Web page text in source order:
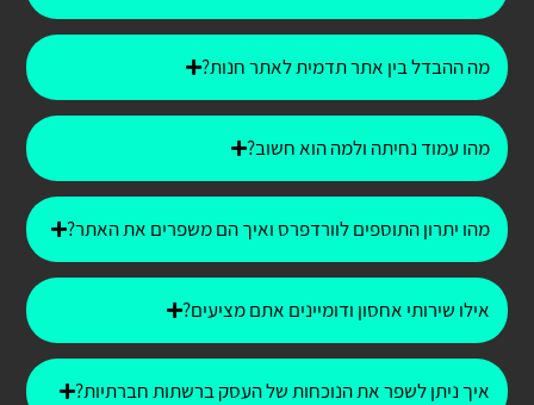
מה ההבדל בין אתר תדמית לאתר חנות?
מהו עמוד נחיתה ולמה הוא חשוב?
מהו יתרון התוספים לוורדפרס ואיך הם משפרים את האתר?
אילו שירותי אחסון ודומיינים אתם מציעים?
איך ניתן לשפר את הנוכחות של העסק ברשתות חברתיות?